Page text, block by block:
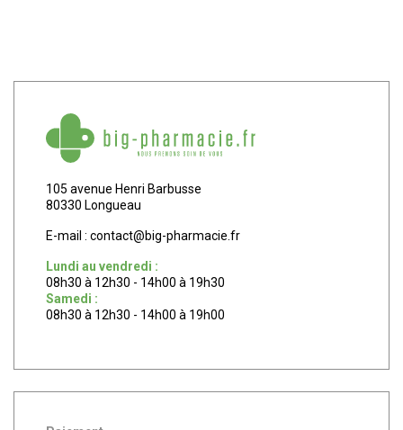
105 avenue Henri Barbusse
80330 Longueau
E-mail : contact@big-pharmacie.fr
Lundi au vendredi :
08h30 à 12h30 - 14h00 à 19h30
Samedi :
08h30 à 12h30 - 14h00 à 19h00